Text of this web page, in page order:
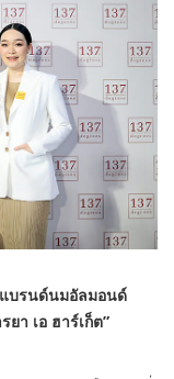
บรนด์นมอัลมอนด์
า เอ ฮาร์เก็ต”